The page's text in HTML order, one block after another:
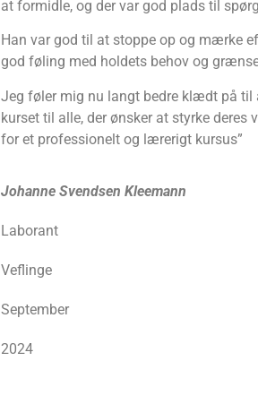
at formidle, og der var god plads til
Han var god til at stoppe op og mærke
god føling med holdets behov og
Jeg føler mig nu langt bedre klædt på til
kurset til alle, der ønsker at styrke
for et professionelt og lærerigt kursus”
Johanne Svendsen Kleemann
Laborant
Veflinge
September
2024